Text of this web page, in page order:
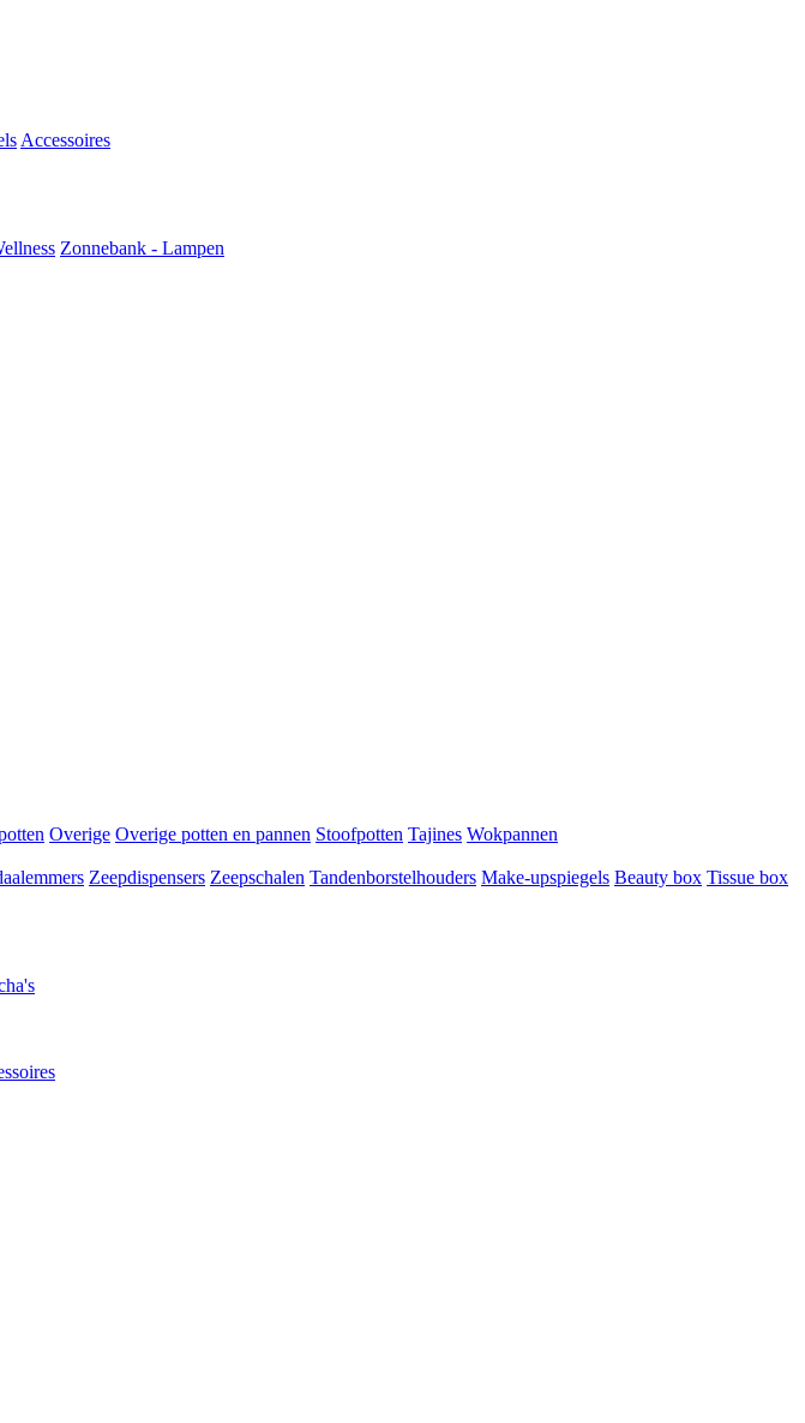
Accessoires
Zonnebank - Lampen
Overige Overige potten en pannen Stoofpotten Tajines Wokpannen
Zeepdispensers Zeepschalen Tandenborstelhouders Make-upspiegels Beauty box Tissue box